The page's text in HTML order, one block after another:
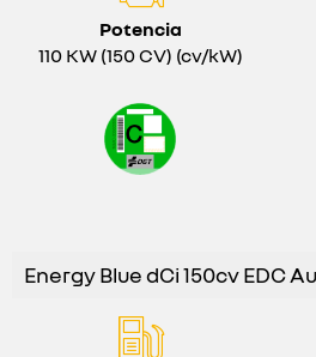
Potencia
110 KW (150 CV) (cv/kW)
Energy Blue dCi 150cv EDC